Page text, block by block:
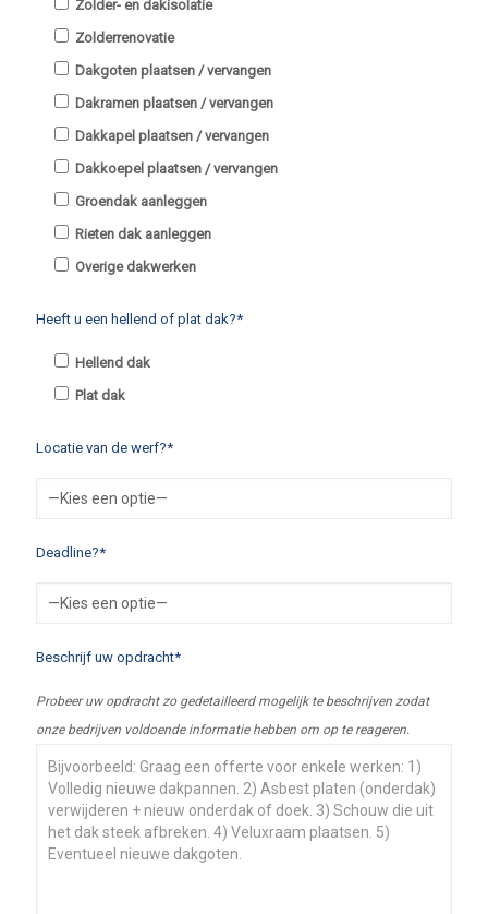
Zolder- en dakisolatie
Zolderrenovatie
Dakgoten plaatsen / vervangen
Dakramen plaatsen / vervangen
Dakkapel plaatsen / vervangen
Dakkoepel plaatsen / vervangen
Groendak aanleggen
Rieten dak aanleggen
Overige dakwerken
Heeft u een hellend of plat dak?*
Hellend dak
Plat dak
Locatie van de werf?*
Deadline?*
Beschrijf uw opdracht*
Probeer uw opdracht zo gedetailleerd mogelijk te beschrijven zodat
onze bedrijven voldoende informatie hebben om op te reageren.